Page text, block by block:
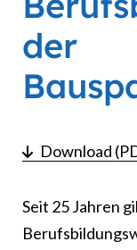
der
Download
Seit 25 Jahren